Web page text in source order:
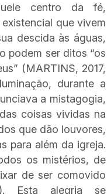
centro da fé,
que vivem
descida às águas,
podem ser ditos “os
(MARTINS, 2017,
durante a
a mistagogia,
coisas vividas na
que dão louvores,
para além da igreja.
os mistérios, de
de ser comovido
Esta alegria se